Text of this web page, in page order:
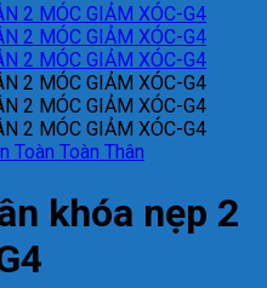
Toàn Toàn Thân
khóa nẹp 2